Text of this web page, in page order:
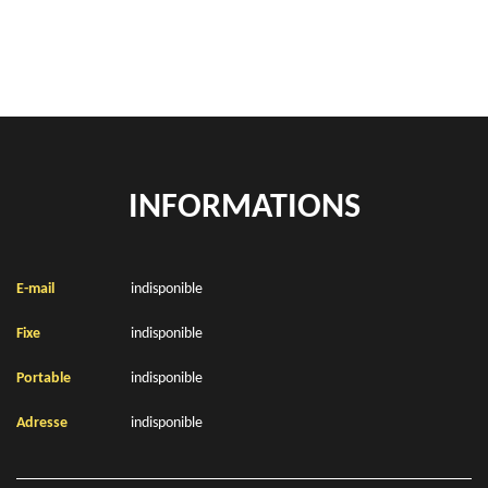
INFORMATIONS
E-mail indisponible
Fixe indisponible
Portable indisponible
Adresse indisponible